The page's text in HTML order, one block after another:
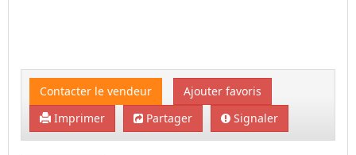
Contacter le vendeur
Ajouter favoris
Imprimer
Partager Signaler